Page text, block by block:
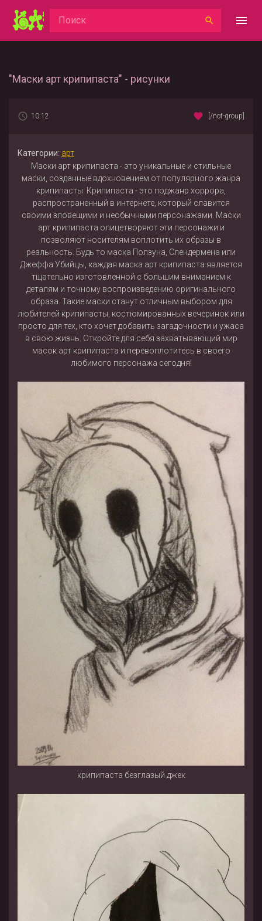
"Маски арт крипипаста" - рисунки
10:12 [/not-group]
Категории: арт
Маски арт крипипаста - это уникальные и стильные
маски, созданные вдохновением от популярного жанра
крипипасты. Крипипаста - это поджанр хоррора,
распространенный в интернете, который славится
своими зловещими и необычными персонажами. Маски
арт крипипаста олицетворяют эти персонажи и
позволяют носителям воплотить их образы в
реальность. Будь то маска Ползуна, Слендермена или
Джеффа Убийцы, каждая маска арт крипипаста является
тщательно изготовленной с большим вниманием к
деталям и точному воспроизведению оригинального
образа. Такие маски станут отличным выбором для
любителей крипипасты, костюмированных вечеринок или
просто для тех, кто хочет добавить загадочности и ужаса
в свою жизнь. Откройте для себя захватывающий мир
масок арт крипипаста и перевоплотитесь в своего
любимого персонажа сегодня!
крипипаста безглазый джек